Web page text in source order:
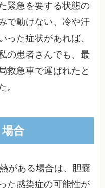
緊急を要する状態の
で動けない、冷や汗
った症状があれば、
の患者さんでも、最
救急車で運ばれたと
。
合
がある場合は、胆嚢
た感染症の可能性が